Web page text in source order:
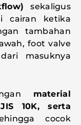
sekaligus
cairan ketika
tambahan
foot valve
masuknya
material
10K, serta
cocok